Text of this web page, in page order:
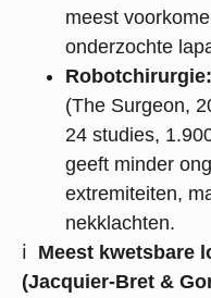
meest
onderzochte
Robotchirurgie:
(The Surgeon,
24 studies,
geeft minder
extremiteiten,
nekklachten.
ℹ Meest kwetsbare
(Jacquier-Bret &